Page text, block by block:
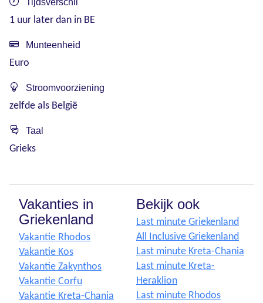
1 uur later dan in BE
Munteenheid
Euro
Stroomvoorziening
zelfde als België
Taal
Grieks
Vakanties in
Griekenland
Vakantie Rhodos
Vakantie Kos
Vakantie Zakynthos
Vakantie Corfu
Vakantie Kreta-Chania
Bekijk ook
Last minute Griekenland
All Inclusive Griekenland
Last minute Kreta-Chania
Last minute Kreta-
Heraklion
Last minute Rhodos